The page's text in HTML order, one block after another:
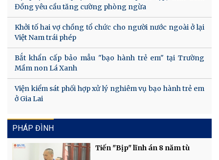
Đồng yêu cầu tăng cường phòng ngừa
Khởi tố hai vợ chồng tổ chức cho người nước ngoài ở lại
Việt Nam trái phép
Bắt khẩn cấp bảo mẫu "bạo hành trẻ em" tại Trường
Mầm non Lá Xanh
Viện kiểm sát phối hợp xử lý nghiêm vụ bạo hành trẻ em
ở Gia Lai
PHÁP ĐÌNH
Tiến "Bịp" lĩnh án 8 năm tù